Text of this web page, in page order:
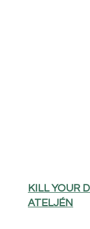
KILL YOUR
ATELJÉN